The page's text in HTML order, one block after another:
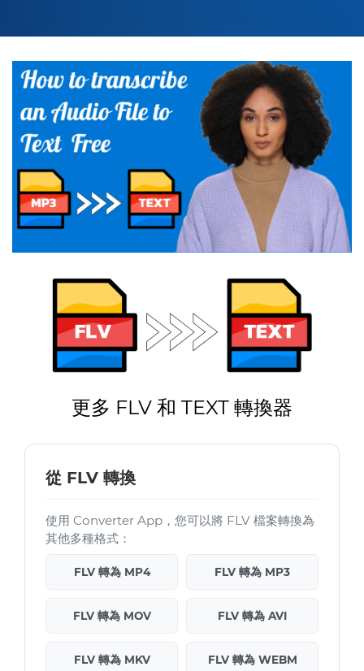
更多 FLV 和 TEXT 轉換器
從 FLV 轉換
使用 Converter App，您可以將 FLV 檔案轉換為
其他多種格式：
FLV 轉為 MP4 FLV 轉為 MP3
FLV 轉為 MOV FLV 轉為 AVI
FLV 轉為 MKV FLV 轉為 WEBM